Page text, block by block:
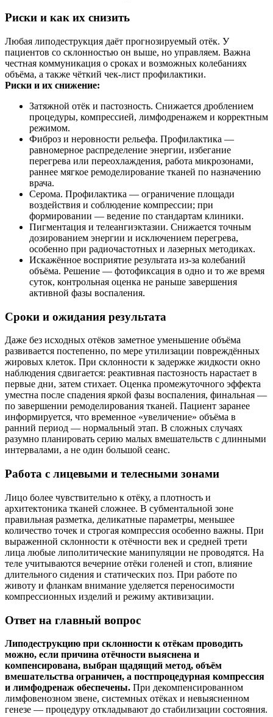
Риски и как их снизить
Любая липодеструкция даёт прогнозируемый отёк. У
пациентов со склонностью он выше, но управляем. Важна
честная коммуникация о сроках и возможных колебаниях
объёма, а также чёткий чек-лист профилактики.
Риски и их снижение:
Затяжной отёк и пастозность. Снижается дроблением
процедуры, компрессией, лимфодренажем и корректным
режимом.
Фиброз и неровности рельефа. Профилактика —
равномерное распределение энергии, избегание
перегрева или переохлаждения, работа микрозонами,
раннее мягкое ремоделирование тканей по назначению
врача.
Серома. Профилактика — ограничение площади
воздействия и соблюдение компрессии; при
формировании — ведение по стандартам клиники.
Пигментация и телеангиэктазии. Снижается точным
дозированием энергии и исключением перегрева,
особенно при радиочастотных и лазерных методиках.
Искажённое восприятие результата из‑за колебаний
объёма. Решение — фотофиксация в одно и то же время
суток, контрольная оценка не раньше завершения
активной фазы воспаления.
Сроки и ожидания результата
Даже без исходных отёков заметное уменьшение объёма
развивается постепенно, по мере утилизации повреждённых
жировых клеток. При склонности к задержке жидкости окно
наблюдения сдвигается: реактивная пастозность нарастает в
первые дни, затем стихает. Оценка промежуточного эффекта
уместна после спадения яркой фазы воспаления, финальная —
по завершении ремоделирования тканей. Пациент заранее
информируется, что временное «увеличение» объёма в
ранний период — нормальный этап. В сложных случаях
разумно планировать серию малых вмешательств с длинными
интервалами, а не один большой сеанс.
Работа с лицевыми и телесными зонами
Лицо более чувствительно к отёку, а плотность и
архитектоника тканей сложнее. В субментальной зоне
правильная разметка, деликатные параметры, меньшее
количество точек и строгая компрессия особенно важны. При
выраженной склонности к отёчности век и средней трети
лица любые липолитические манипуляции не проводятся. На
теле учитываются вечерние отёки голеней и стоп, влияние
длительного сидения и статических поз. При работе по
животу и фланкам внимание уделяется переносимости
компрессионных изделий и режиму активизации.
Ответ на главный вопрос
Липодеструкцию при склонности к отёкам проводить
можно, если причина отёчности выяснена и
компенсирована, выбран щадящий метод, объём
вмешательства ограничен, а постпроцедурная компрессия
и лимфодренаж обеспечены. При декомпенсированном
лимфовенозном звене, системных отёках и невыясненном
генезе — процедуру откладывают до стабилизации состояния.